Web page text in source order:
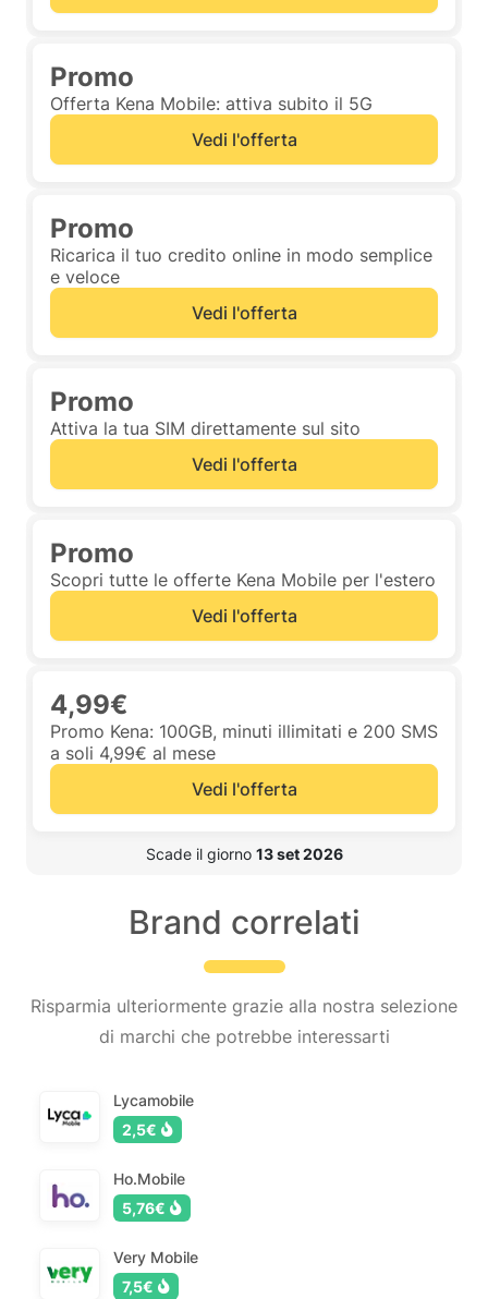
Promo
Offerta Kena Mobile: attiva subito il 5G
Vedi l'offerta
Promo
Ricarica il tuo credito online in modo semplice
e veloce
Vedi l'offerta
Promo
Attiva la tua SIM direttamente sul sito
Vedi l'offerta
Promo
Scopri tutte le offerte Kena Mobile per l'estero
Vedi l'offerta
4,99€
Promo Kena: 100GB, minuti illimitati e 200 SMS
a soli 4,99€ al mese
Vedi l'offerta
Scade il giorno 13 set 2026
Brand correlati
Risparmia ulteriormente grazie alla nostra selezione
di marchi che potrebbe interessarti
Lycamobile
2,5€
Ho.Mobile
5,76€
Very Mobile
7,5€